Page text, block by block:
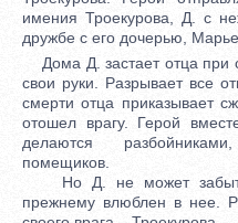
имения Троекурова, Д. с
дружбе с его дочерью,
Дома Д. застает отца при
свои руки. Разрывает все
смерти отца приказывает
отошел врагу. Герой
делаются
помещиков.
Но Д. не может
прежнему влюблен в нее.